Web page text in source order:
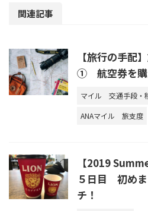
関連記事
【旅行の手配
① 航空券を購
マイル 交通手段・
ANAマイル
旅支度
【2019
５日目 初め
チ！